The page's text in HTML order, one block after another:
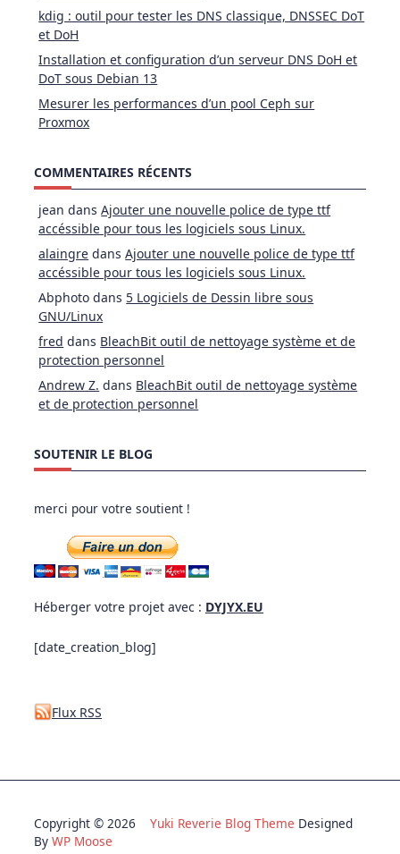
kdig : outil pour tester les DNS classique, DNSSEC DoT
et DoH
Installation et configuration d’un serveur DNS DoH et
DoT sous Debian 13
Mesurer les performances d’un pool Ceph sur
Proxmox
COMMENTAIRES RÉCENTS
jean dansAjouter une nouvelle police de type ttf
accéssible pour tous les logiciels sous Linux.
alaingre dansAjouter une nouvelle police de type ttf
accéssible pour tous les logiciels sous Linux.
Abphoto dans 5 Logiciels de Dessin libre sous
GNU/Linux
fred dans BleachBit outil de nettoyage système et de
protection personnel
Andrew Z. dans BleachBit outil de nettoyage système
et de protection personnel
SOUTENIR LE BLOG
merci pour votre soutient !
Héberger votre projet avec : DYJYX.EU
[date_creation_blog]
Flux RSS
Copyright © 2026 Yuki Reverie Blog Theme Designed
By WP Moose